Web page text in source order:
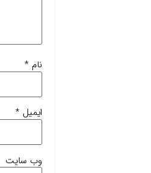
نام*
ایمیل*
وب‌ سایت